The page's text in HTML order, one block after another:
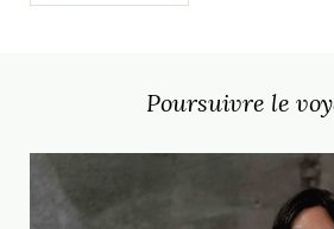
Poursuivre le